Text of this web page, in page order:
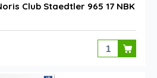
Club Staedtler 965 17 NBK